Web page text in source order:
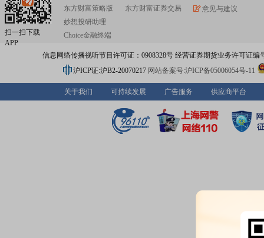
扫一扫下载
APP
东方财富策略版
妙想投研助理
Choice金融终端
东方财富证券交易
意见与建议
信息网络传播视听节目许可证：0908328号 经营证券期货业务许可证编
沪ICP证:沪B2-20070217 网站备案号:沪ICP备05006054号-11
关于我们 可持续发展 广告服务 供应商平台